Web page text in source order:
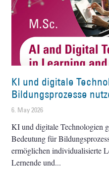
KI und digitale
Bildungsprozesse
6. May 2026
KI und digitale Technologien
Bedeutung für
ermöglichen individualisierte
Lernende und